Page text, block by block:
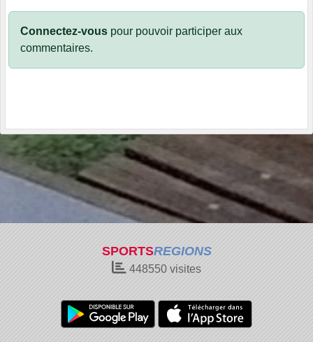
Connectez-vous pour pouvoir participer aux
commentaires.
SPORTSREGIONS
448550 visites